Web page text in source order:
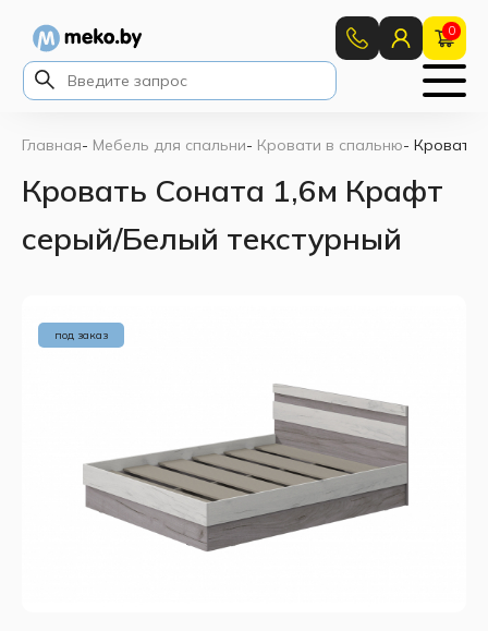
0
Главная- Мебель для спальни- Кровати в спальню- Кровать
Кровать Соната 1,6м Крафт
серый/Белый текстурный
под заказ